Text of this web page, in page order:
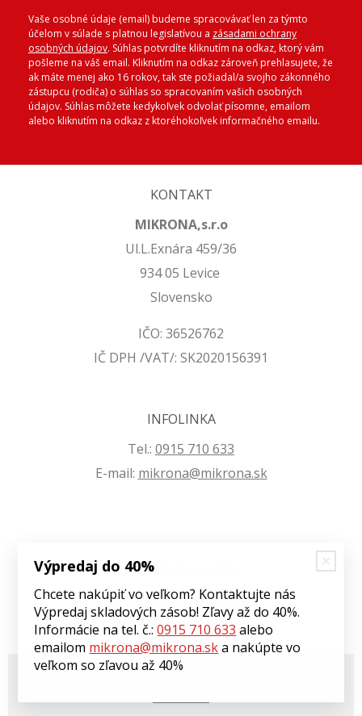
Vaše osobné údaje (email) budeme spracovávať len za týmto
účelom v súlade s platnou legislatívou a zásadami ochrany
osobných údajov. Súhlas potvrdíte kliknutím na odkaz, ktorý vám
pošleme na váš email. Kliknutím na odkaz zároveň prehlasujete, že
ak máte menej ako 16 rokov, tak ste požiadal/a svojho zákonného
zástupcu (rodiča) o súhlas so spracovaním vašich osobných
údajov. Súhlas môžete kedykoľvek odvolať písomne, emailom
alebo kliknutím na odkaz z ktoréhokoľvek informačného emailu.
KONTAKT
MIKRONA,s.r.o
Ul.L.Exnára 459/36
934 05 Levice
Slovensko
IČO: 36526762
IČ DPH /VAT/: SK2020156391
INFOLINKA
Tel.: 0915 710 633
E-mail: mikrona@mikrona.sk
VŠETKO O NÁKUPE
Obchodné podmienky
Ochrana osobných údajov
© 2026 Môj eshop •tvorba eshopu cez UNIobchod
Výpredaj do 40%
Chcete nakúpiť vo veľkom? Kontaktujte nás
Výpredaj skladových zásob! Zľavy až do 40%.
Informácie na tel. č.:0915 710 633 alebo
emailom mikrona@mikrona.ska nakúpte vo
veľkom so zľavou až 40%